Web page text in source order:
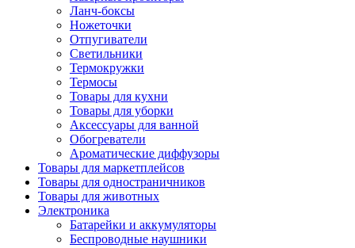
Ланч-боксы
Ножеточки
Отпугиватели
Светильники
Термокружки
Термосы
Товары для кухни
Товары для уборки
Аксессуары для ванной
Обогреватели
Ароматические диффузоры
Товары для маркетплейсов
Товары для одностраничников
Товары для животных
Электроника
Батарейки и аккумуляторы
Беспроводные наушники